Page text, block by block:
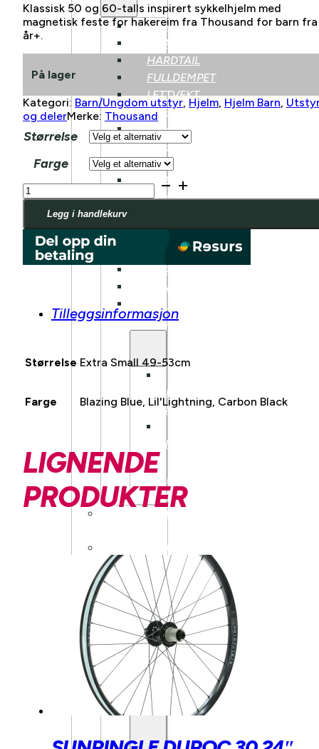
BY/HYBRIDSYKKEL
GRAVEL
HARDTAIL
FULLDEMPET
LETTVEKT
FULLDEMPET
SUV
FULLDEMPET
LANDEVEI
BARN/UNGDOM
ELSYKKEL
LASTESYKKEL
FRONTBÆRENDE
LONGTAIL
LASTESYKKEL
TILBEHØR
BIKES
TILBEHØR
TILBEHØR
ARTS
TILBEHØR
BARN/UNGDOM
BARN/UNGDOM
ELSYKKEL
BALANSESYKKEL
UTSTYR
DELER
LASTESYKKEL
TILBEHØR
Klassisk 50 og 60-talls inspirert sykkelhjelm med
magnetisk feste for hakereim fra Thousand for barn fra
år+.
På lager
Kategori: Barn/Ungdom utstyr Hjelm Hjelm Barn
og delerMerke: Thousand
Størrelse
Farge
Thousand
Jr.
antallLegg i handlekurv
Tilleggsinformasjon
Størrelse Extra Small 49-53cm
Farge Blazing Blue, Lil'Lightning, Carbon Black
LIGNENDE
PRODUKTER